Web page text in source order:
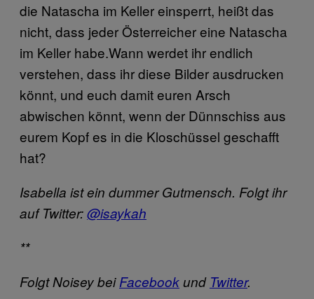
die Natascha im Keller einsperrt, heißt das
nicht, dass jeder Österreicher eine Natascha
im Keller habe.Wann werdet ihr endlich
verstehen, dass ihr diese Bilder ausdrucken
könnt, und euch damit euren Arsch
abwischen könnt, wenn der Dünnschiss aus
eurem Kopf es in die Kloschüssel geschafft
hat?
Isabella ist ein dummer Gutmensch. Folgt ihr
auf Twitter:@isaykah
**
Folgt Noisey beiFacebookund Twitter.